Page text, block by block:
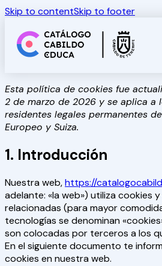
Skip to contentSkip to footer
Esta política de cookies fue
2 de marzo de 2026 y se aplica a
residentes legales permanentes
Europeo y Suiza.
1. Introducción
Nuestra web,https://
adelante: «la web») utiliza cookies
relacionadas (para mayor
tecnologías se denominan
son colocadas por terceros a los
En el siguiente documento te
cookies en nuestra web.